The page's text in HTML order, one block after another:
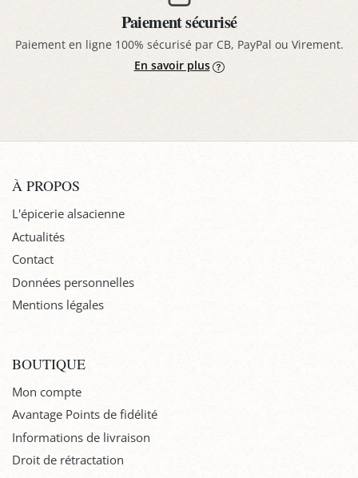
Paiement sécurisé
Paiement en ligne 100% sécurisé par CB, PayPal ou Virement.
En savoir plus
À PROPOS
L'épicerie alsacienne
Actualités
Contact
Données personnelles
Mentions légales
BOUTIQUE
Mon compte
Avantage Points de fidélité
Informations de livraison
Droit de rétractation